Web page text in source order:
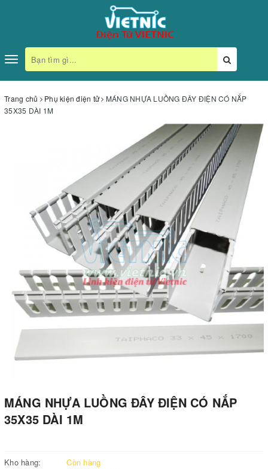
Toggle
navigation
Trang chủ Phụ kiện điện tử
MÁNG NHỰA LUỒNG ĐÂY ĐIỆN CÓ NẮP
35X35 DÀI 1M
MÁNG NHỰA LUỒNG ĐÂY ĐIỆN CÓ NẮP
35X35 DÀI 1M
Kho hàng:
Còn hàng